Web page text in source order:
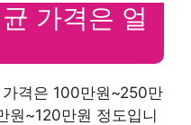
가격은 얼
격은 100만원~250만
원~120만원 정도입니